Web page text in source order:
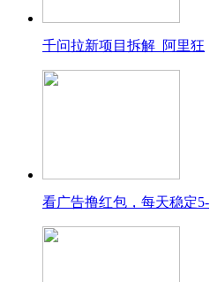
千问拉新项目拆解_阿里狂
看广告撸红包，每天稳定5-